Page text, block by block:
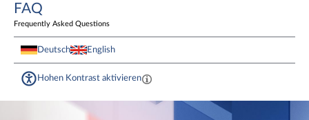
FAQ
Frequently Asked Questions
Deutsch English
Hohen Kontrast aktivieren